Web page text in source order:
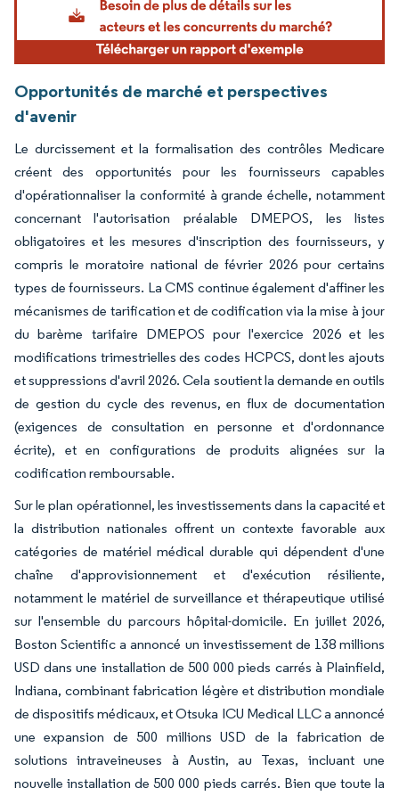
Opportunités de marché et perspectives
d'avenir
Le durcissement et la formalisation des contrôles Medicare
créent des opportunités pour les fournisseurs capables
d'opérationnaliser la conformité à grande échelle, notamment
concernant l'autorisation préalable DMEPOS, les listes
obligatoires et les mesures d'inscription des fournisseurs, y
compris le moratoire national de février 2026 pour certains
types de fournisseurs. La CMS continue également d'affiner les
mécanismes de tarification et de codification via la mise à jour
du barème tarifaire DMEPOS pour l'exercice 2026 et les
modifications trimestrielles des codes HCPCS, dont les ajouts
et suppressions d'avril 2026. Cela soutient la demande en outils
de gestion du cycle des revenus, en flux de documentation
(exigences de consultation en personne et d'ordonnance
écrite), et en configurations de produits alignées sur la
codification remboursable.
Sur le plan opérationnel, les investissements dans la capacité et
la distribution nationales offrent un contexte favorable aux
catégories de matériel médical durable qui dépendent d'une
chaîne d'approvisionnement et d'exécution résiliente,
notamment le matériel de surveillance et thérapeutique utilisé
sur l'ensemble du parcours hôpital-domicile. En juillet 2026,
Boston Scientific a annoncé un investissement de 138 millions
USD dans une installation de 500 000 pieds carrés à Plainfield,
Indiana, combinant fabrication légère et distribution mondiale
de dispositifs médicaux, et Otsuka ICU Medical LLC a annoncé
une expansion de 500 millions USD de la fabrication de
solutions intraveineuses à Austin, au Texas, incluant une
nouvelle installation de 500 000 pieds carrés. Bien que toute la